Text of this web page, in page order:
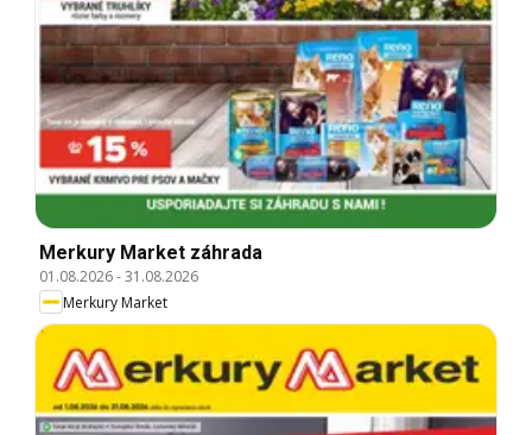
Merkury Market záhrada
01.08.2026-31.08.2026
Merkury Market